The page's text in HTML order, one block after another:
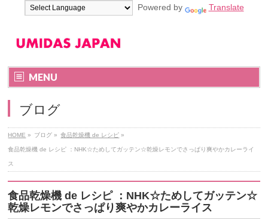
Powered by Translate
MENU
ブログ
HOME » ブログ » 食品乾燥機 de レシピ »
食品乾燥機 de レシピ ：NHK☆ためしてガッテン☆乾燥レモンでさっぱり爽やかカレーライ
ス
食品乾燥機 de レシピ ：NHK☆ためしてガッテン☆
乾燥レモンでさっぱり爽やかカレーライス